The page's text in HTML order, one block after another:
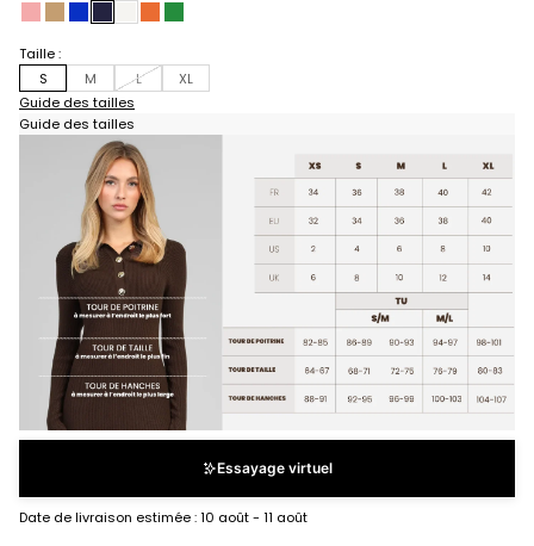
rosedaimelectricmarine
blancpimentpomme
Taille :
S
M L
XL
Guide des tailles
Guide des tailles
Essayage virtuel
Date de livraison estimée :10 août - 11 août